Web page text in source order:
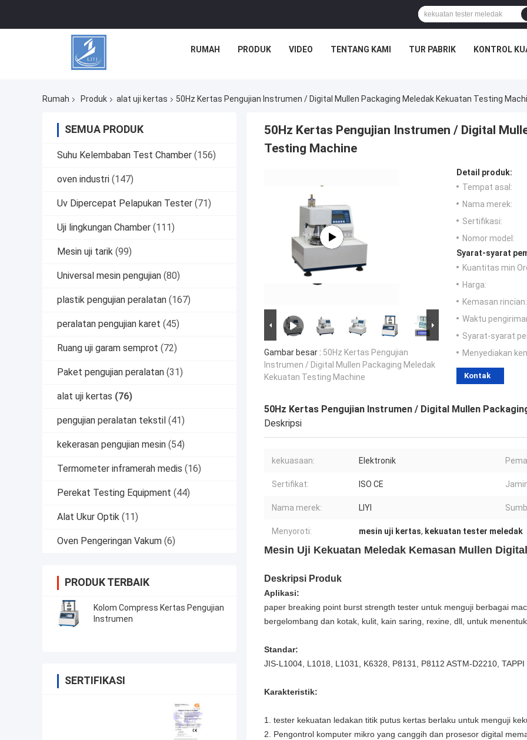
RUMAH PRODUK VIDEO TENTANG KAMI TUR PABRIK KONTROL
Rumah Produk alat uji kertas 50Hz Kertas Pengujian Instrumen / Digital Mullen Packaging Meledak Kekuatan Testing
SEMUA PRODUK
Suhu Kelembaban Test Chamber (156)
oven industri (147)
Uv Dipercepat Pelapukan Tester (71)
Uji lingkungan Chamber (111)
Mesin uji tarik (99)
Universal mesin pengujian (80)
plastik pengujian peralatan (167)
peralatan pengujian karet (45)
Ruang uji garam semprot (72)
Paket pengujian peralatan (31)
alat uji kertas (76)
pengujian peralatan tekstil (41)
kekerasan pengujian mesin (54)
Termometer inframerah medis (16)
Perekat Testing Equipment (44)
Alat Ukur Optik (11)
Oven Pengeringan Vakum (6)
PRODUK TERBAIK
Kolom Compress Kertas Pengujian
Instrumen
SERTIFIKASI
50Hz Kertas Pengujian Instrumen / Digital
Testing Machine
Gambar besar : 50Hz Kertas Pengujian
Instrumen / Digital Mullen Packaging Meledak
Kekuatan Testing Machine
Detail produk:
Tempat asal:
Nama merek:
Sertifikasi:
Nomor model:
Syarat-syarat
Kuantitas min
Harga:
Kemasan rincian:
Waktu
Syarat-syarat
Menyediakan
Kontak
50Hz Kertas Pengujian Instrumen / Digital Mullen
Deskripsi
kekuasaan: Elektronik
Sertifikat: ISO CE
Nama merek: LIYI
Menyoroti: mesin uji kertas, kekuatan tester meledak
Mesin Uji Kekuatan Meledak Kemasan Mullen
Deskripsi Produk
Aplikasi:
paper breaking point burst strength tester untuk menguji berbagai
bergelombang dan kotak, kulit, kain saring, rexine, dll, untuk
Standar:
JIS-L1004, L1018, L1031, K6328, P8131, P8112 ASTM-D2210,
Karakteristik:
1. tester kekuatan ledakan titik putus kertas berlaku untuk menguji
2. Pengontrol komputer mikro yang canggih dan prosesor digital